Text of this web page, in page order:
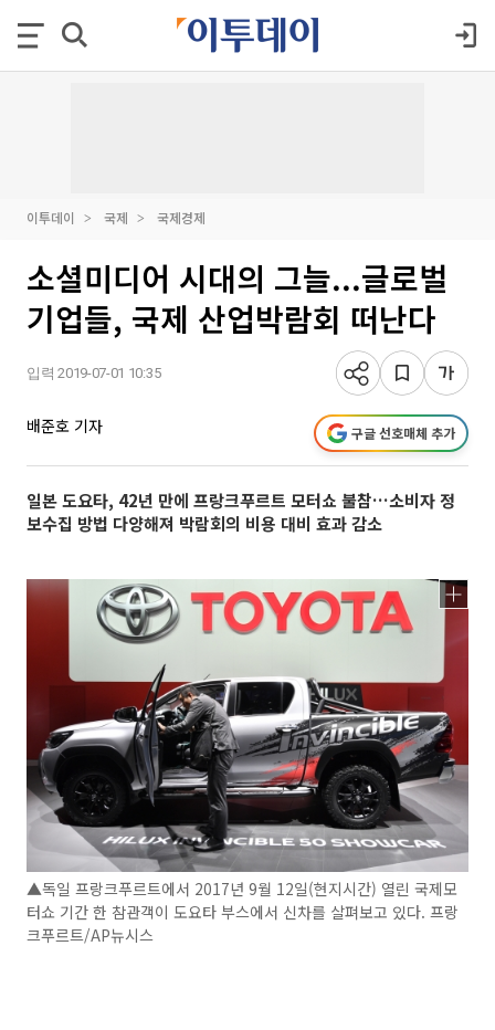
이투데이 국제 국제경제
소셜미디어 시대의 그늘...글로벌
기업들, 국제 산업박람회 떠난다
입력 2019-07-01 10:35
배준호 기자 구글 선호매체 추가
일본 도요타, 42년 만에 프랑크푸르트 모터쇼 불참…소비자 정
보수집 방법 다양해져 박람회의 비용 대비 효과 감소
▲독일 프랑크푸르트에서 2017년 9월 12일(현지시간) 열린 국제모
터쇼 기간 한 참관객이 도요타 부스에서 신차를 살펴보고 있다. 프랑
크푸르트/AP뉴시스